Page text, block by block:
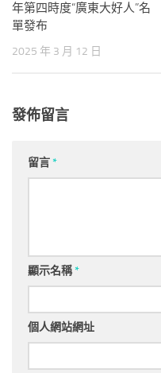
年第四時度“廣東大好人”名
單發布
2025 年 3 月 12 日
發佈留言
留言*
顯示名稱*
個人網站網址